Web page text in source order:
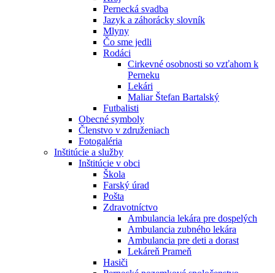
Pernecká svadba
Jazyk a záhorácky slovník
Mlyny
Čo sme jedli
Rodáci
Cirkevné osobnosti so vzťahom k
Perneku
Lekári
Maliar Štefan Bartalský
Futbalisti
Obecné symboly
Členstvo v združeniach
Fotogaléria
Inštitúcie a služby
Inštitúcie v obci
Škola
Farský úrad
Pošta
Zdravotníctvo
Ambulancia lekára pre dospelých
Ambulancia zubného lekára
Ambulancia pre deti a dorast
Lekáreň Prameň
Hasiči